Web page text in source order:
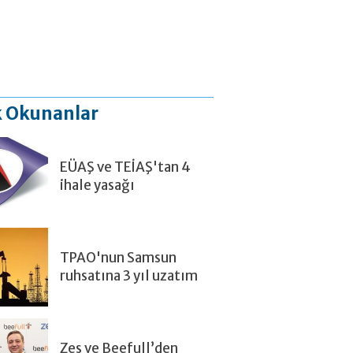
Okunanlar
EÜAŞ ve TEİAŞ'tan 4
ihale yasağı
TPAO'nun Samsun
ruhsatına 3 yıl uzatım
Zes ve Beefull’den